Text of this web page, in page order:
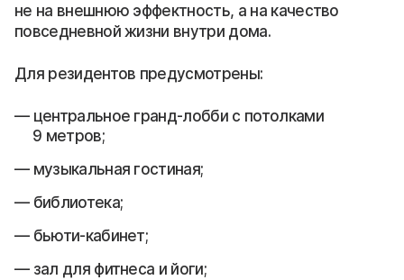
не на внешнюю эффектность, а на качество
повседневной жизни внутри дома.
Для резидентов предусмотрены:
центральное гранд-лобби с потолками
9 метров;
музыкальная гостиная;
библиотека;
бьюти-кабинет;
зал для фитнеса и йоги;